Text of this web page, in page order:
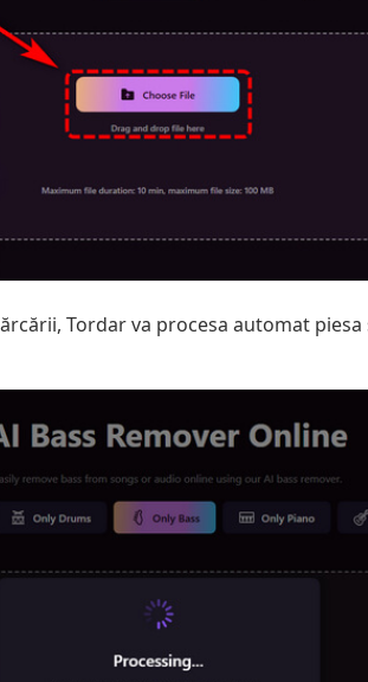
Tordar va procesa automat piesa